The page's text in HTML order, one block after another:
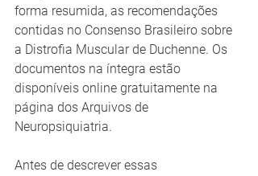
forma resumida, as recomendações
contidas no Consenso Brasileiro sobre
a Distrofia Muscular de Duchenne. Os
documentos na íntegra estão
disponíveis online gratuitamente na
página dos Arquivos de
Neuropsiquiatria.
Antes de descrever essas